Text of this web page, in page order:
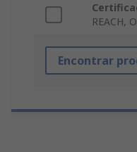
REACH,
Encontrar